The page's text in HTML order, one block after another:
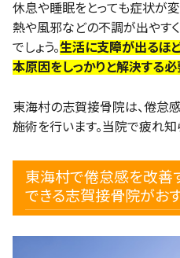
休息や睡眠をとっても症状が変
熱や風邪などの不調が出やすく
でしょう。生活に支障が出るほ
本原因をしっかりと解決する必
東海村の志賀接骨院は、倦怠
施術を行います。当院で疲れ知
東海村で倦怠感を改善
できる志賀接骨院がお